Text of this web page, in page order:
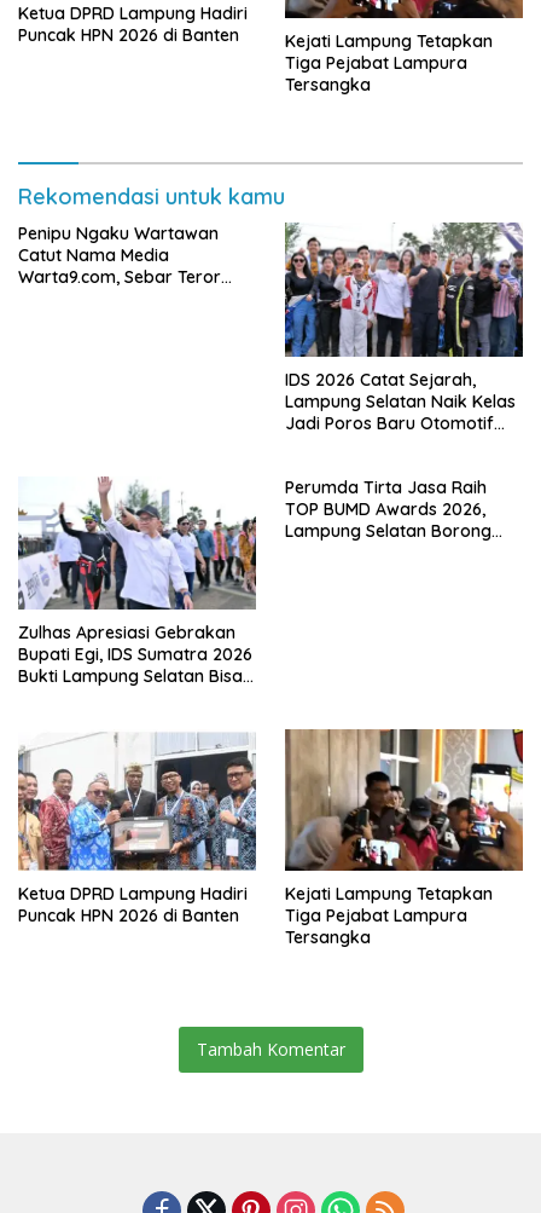
Ketua DPRD Lampung Hadiri
Puncak HPN 2026 di Banten
Kejati Lampung Tetapkan
Tiga Pejabat Lampura
Tersangka
Rekomendasi untuk kamu
Penipu Ngaku Wartawan
Catut Nama Media
Warta9.com, Sebar Teror
IDS 2026 Catat Sejarah,
Lampung Selatan Naik Kelas
Jadi Poros Baru Otomotif
Zulhas Apresiasi Gebrakan
Bupati Egi, IDS Sumatra 2026
Bukti Lampung Selatan Bisa
Perumda Tirta Jasa Raih
TOP BUMD Awards 2026,
Lampung Selatan Borong
Ketua DPRD Lampung Hadiri
Puncak HPN 2026 di Banten
Kejati Lampung Tetapkan
Tiga Pejabat Lampura
Tersangka
Tambah Komentar